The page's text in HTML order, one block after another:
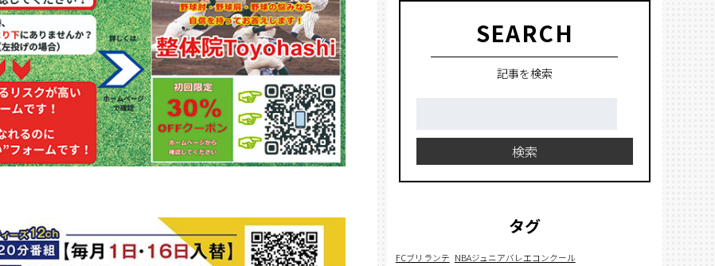
SEARCH
記事を検索
検索
タグ
FCブリランテ NBAジュニアバレエコンクール